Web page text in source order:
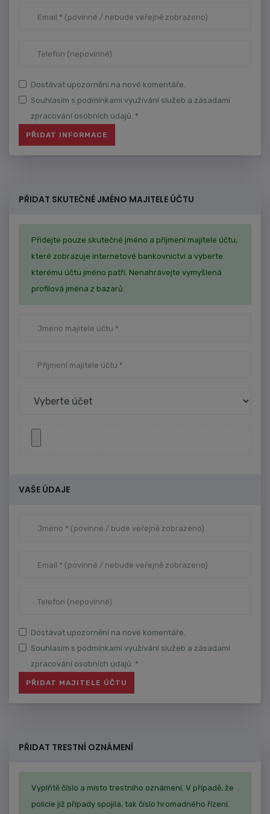
Dostávat upozornění na nové komentáře.
Souhlasím s podmínkami využívání služeb a zásadami
zpracování osobních údajů. *
PŘIDAT SKUTEČNÉ JMÉNO MAJITELE ÚČTU
Přidejte pouze skutečné jméno a příjmení majitele účtu,
které zobrazuje internetové bankovnictví a vyberte
kterému účtu jméno patří. Nenahrávejte vymyšlená
profilová jména z bazarů.
VAŠE ÚDAJE
Dostávat upozornění na nové komentáře.
Souhlasím s podmínkami využívání služeb a zásadami
zpracování osobních údajů. *
PŘIDAT TRESTNÍ OZNÁMENÍ
Vyplňtě číslo a místo trestního oznámení. V případě, že
policie již případy spojila, tak číslo hromadného řízení.